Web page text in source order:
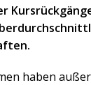
haben